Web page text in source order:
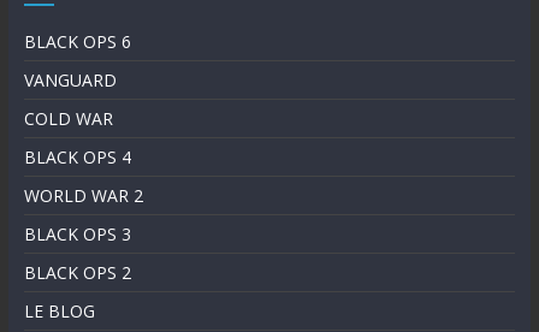
BLACK OPS 6
VANGUARD
COLD WAR
BLACK OPS 4
WORLD WAR 2
BLACK OPS 3
BLACK OPS 2
LE BLOG